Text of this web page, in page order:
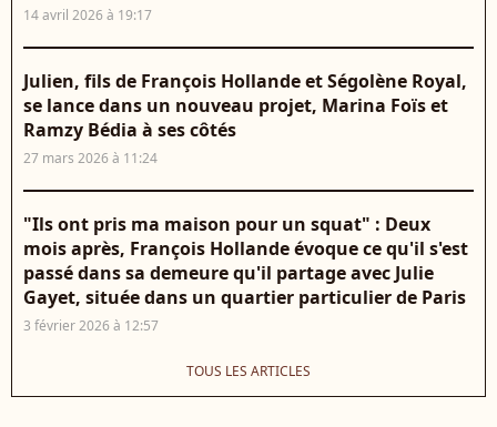
14 avril 2026 à 19:17
Julien, fils de François Hollande et Ségolène Royal,
se lance dans un nouveau projet, Marina Foïs et
Ramzy Bédia à ses côtés
27 mars 2026 à 11:24
"Ils ont pris ma maison pour un squat" : Deux
mois après, François Hollande évoque ce qu'il s'est
passé dans sa demeure qu'il partage avec Julie
Gayet, située dans un quartier particulier de Paris
3 février 2026 à 12:57
TOUS LES ARTICLES